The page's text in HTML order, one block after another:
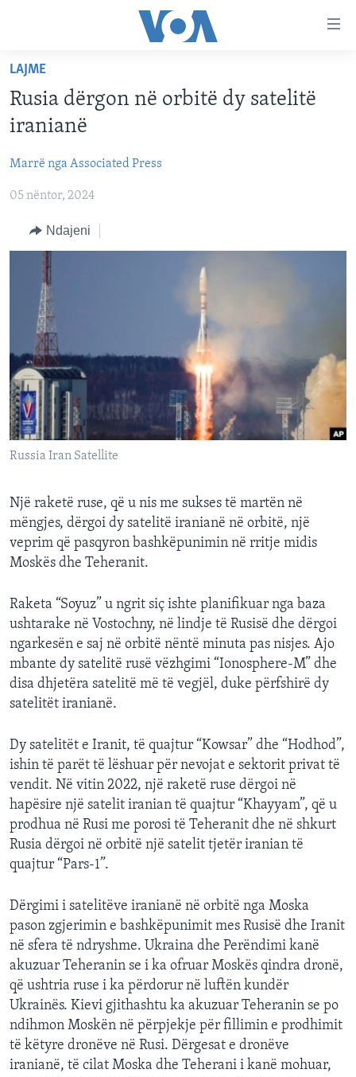
faqen
kryesore
Kalo
tek
faqja
Kalo
kërkimi
FAQJA KRYESORE
BALLKANI
EVROPA
BOTA
MJEDISI
KULTURË
SHKENCË DHE TEKNOLOGJI
SHËNDETËSI
INTERVISTA
DITARI
FOLLOW US
Gjuhët
LAJME
Rusia dërgon në orbitë dy satelitë
iranianë
Marrë nga Associated Press
05 nëntor, 2024
Ndajeni
Russia Iran Satellite
Një raketë ruse, që u nis me sukses të martën në
mëngjes, dërgoi dy satelitë iranianë në orbitë, një
veprim që pasqyron bashkëpunimin në rritje midis
Moskës dhe Teheranit.
Raketa “Soyuz” u ngrit siç ishte planifikuar nga baza
ushtarake në Vostochny, në lindje të Rusisë dhe dërgoi
ngarkesën e saj në orbitë nëntë minuta pas nisjes. Ajo
mbante dy satelitë rusë vëzhgimi “Ionosphere-M” dhe
disa dhjetëra satelitë më të vegjël, duke përfshirë dy
satelitët iranianë.
Dy satelitët e Iranit, të quajtur “Kowsar” dhe “Hodhod”,
ishin të parët të lëshuar për nevojat e sektorit privat të
vendit. Në vitin 2022, një raketë ruse dërgoi në
hapësire një satelit iranian të quajtur “Khayyam”, që u
prodhua në Rusi me porosi të Teheranit dhe në shkurt
Rusia dërgoi në orbitë një satelit tjetër iranian të
quajtur “Pars-1”.
Dërgimi i satelitëve iranianë në orbitë nga Moska
pason zgjerimin e bashkëpunimit mes Rusisë dhe Iranit
në sfera të ndryshme. Ukraina dhe Perëndimi kanë
akuzuar Teheranin se i ka ofruar Moskës qindra dronë,
që ushtria ruse i ka përdorur në luftën kundër
Ukrainës. Kievi gjithashtu ka akuzuar Teheranin se po
ndihmon Moskën në përpjekje për fillimin e prodhimit
të këtyre dronëve në Rusi. Dërgesat e dronëve
iranianë, të cilat Moska dhe Teherani i kanë mohuar,